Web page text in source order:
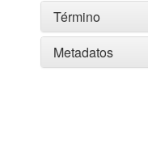
Término
Metadatos